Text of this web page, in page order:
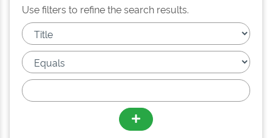
Use filters to refine the search results.